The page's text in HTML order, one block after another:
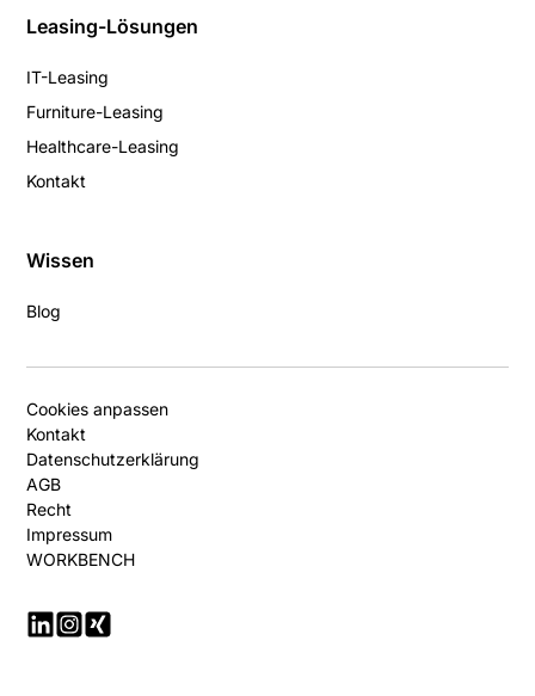
Leasing-Lösungen
IT-Leasing
Furniture-Leasing
Healthcare-Leasing
Kontakt
Wissen
Blog
Cookies anpassen
Kontakt
Datenschutzerklärung
AGB
Recht
Impressum
WORKBENCH